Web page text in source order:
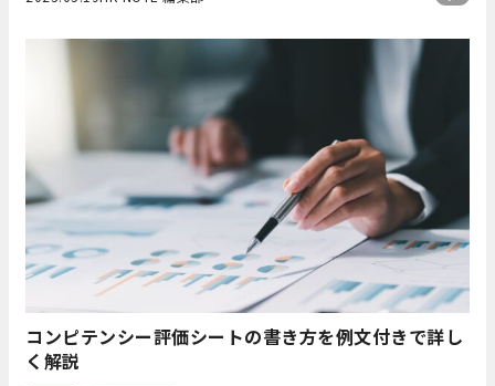
コンピテンシー評価シートの書き方を例文付きで詳し
く解説